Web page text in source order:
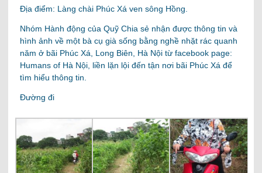
Địa điểm: Làng chài Phúc Xá ven sông Hồng.
Nhóm Hành động của Quỹ Chia sẻ nhận được thông tin và
hình ảnh về một bà cụ già sống bằng nghề nhặt rác quanh
năm ở bãi Phúc Xá, Long Biên, Hà Nội từ facebook page:
Humans of Hà Nội, liền lặn lội đến tận nơi bãi Phúc Xá để
tìm hiểu thông tin.
Đường đi